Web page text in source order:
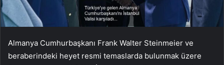
Almanya Cumhurbaşkanı Frank Walter Steinmeier ve
beraberindeki heyet resmi temaslarda bulunmak üzere